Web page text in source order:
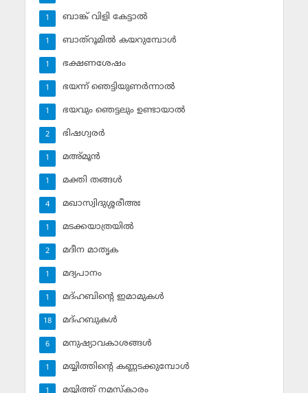
ബാങ്ക് വിളി കേട്ടാല്‍
1
ബാത്‌റൂമില്‍ കയറുമ്പോള്‍
1
ഭക്ഷണശേഷം
1
ഭയന്ന് ഞെട്ടിയുണര്‍ന്നാല്‍
1
ഭയവും ഞെട്ടലും ഉണ്ടായാല്‍
1
ഭിഷഗ്വരര്‍
2
മഅ്മൂന്‍
1
മക്തി തങ്ങള്‍
1
മഖാസ്വിദുശ്ശരീഅഃ
4
മടക്കയാത്രയില്‍
1
മദീന മാതൃക
2
മദ്യപാനം
1
മദ്ഹബിന്റെ ഇമാമുകള്‍
1
മദ്ഹബുകള്‍
18
മനുഷ്യാവകാശങ്ങള്‍
6
മയ്യിത്തിന്റെ കണ്ണടക്കുമ്പോള്‍
1
മയ്യിത്ത് നമസ്‌കാരം
1